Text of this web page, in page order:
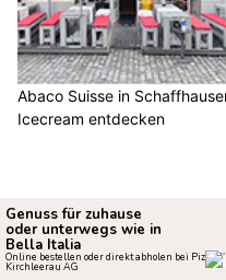
Abaco Suisse in
Icecream entdecken